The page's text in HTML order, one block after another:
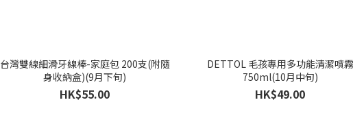
台灣雙線細滑牙線棒-家庭包 200支(附隨
身收納盒)(9月下旬)
HK$55.00
DETTOL 毛孩專用多功能清潔噴霧
750ml(10月中旬)
HK$49.00